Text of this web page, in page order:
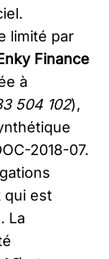
limité par
Finance
à
504 102),
2018-07.
qui est
La